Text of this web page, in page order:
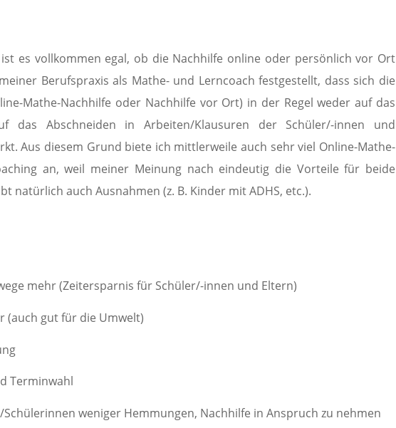
es vollkommen egal, ob die Nachhilfe online oder persönlich vor Ort
Berufspraxis als Mathe- und Lerncoach festgestellt, dass sich die
Mathe-Nachhilfe oder Nachhilfe vor Ort) in der Regel weder auf das
das Abschneiden in Arbeiten/Klausuren der Schüler/-innen und
Aus diesem Grund biete ich mittlerweile auch sehr viel Online-Mathe-
an, weil meiner Meinung nach eindeutig die Vorteile für beide
natürlich auch Ausnahmen (z. B. Kinder mit ADHS, etc.).
mehr (Zeitersparnis für Schüler/-innen und Eltern)
(auch gut für die Umwelt)
Terminwahl
weniger Hemmungen, Nachhilfe in Anspruch zu nehmen